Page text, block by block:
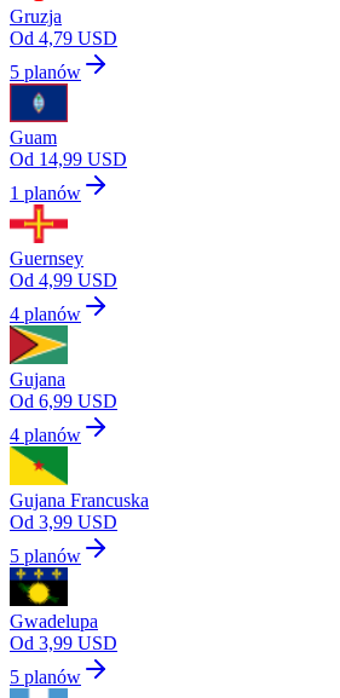
Gruzja
Od 4,79 USD
5 planów
Guam
Od 14,99 USD
1 planów
Guernsey
Od 4,99 USD
4 planów
Gujana
Od 6,99 USD
4 planów
Gujana Francuska
Od 3,99 USD
5 planów
Gwadelupa
Od 3,99 USD
5 planów